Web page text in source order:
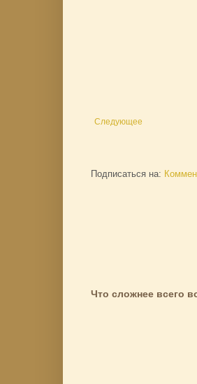
Следующее
Подписаться на:
Что сложнее всего